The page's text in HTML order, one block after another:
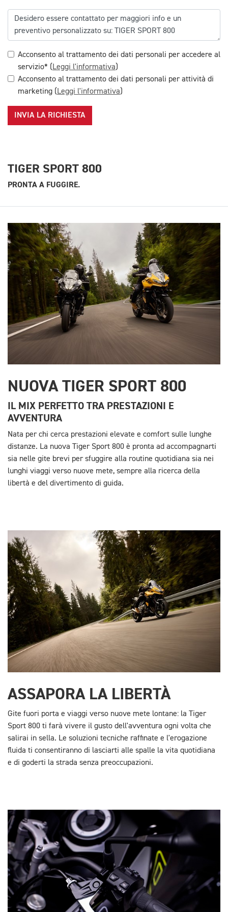
Acconsento al trattamento dei dati personali per accedere al
servizio* (Leggi l'informativa)
Acconsento al trattamento dei dati personali per attività di
marketing (Leggi l'informativa)
INVIA LA RICHIESTA
TIGER SPORT 800
PRONTA A FUGGIRE.
NUOVA TIGER SPORT 800
IL MIX PERFETTO TRA PRESTAZIONI E
AVVENTURA
Nata per chi cerca prestazioni elevate e comfort sulle lunghe
distanze. La nuova Tiger Sport 800 è pronta ad accompagnarti
sia nelle gite brevi per sfuggire alla routine quotidiana sia nei
lunghi viaggi verso nuove mete, sempre alla ricerca della
libertà e del divertimento di guida.
ASSAPORA LA LIBERTÀ
Gite fuori porta e viaggi verso nuove mete lontane: la Tiger
Sport 800 ti farà vivere il gusto dell'avventura ogni volta che
salirai in sella. Le soluzioni tecniche raffinate e l'erogazione
fluida ti consentiranno di lasciarti alle spalle la vita quotidiana
e di goderti la strada senza preoccupazioni.